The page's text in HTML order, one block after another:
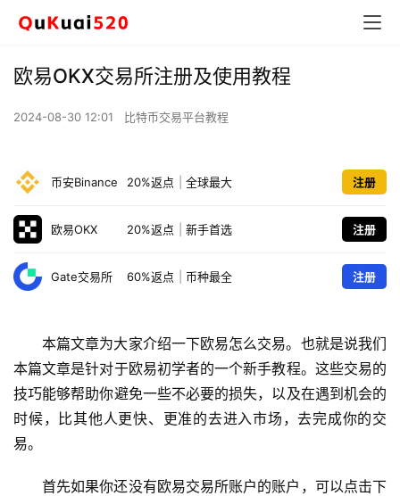
欧易OKX交易所注册及使用教程
2024-08-30 12:01 比特币交易平台教程
币安Binance 20%返点 全球最大 注册
欧易OKX 20%返点 新手首选 注册
Gate交易所 60%返点 币种最全 注册
本篇文章为大家介绍一下欧易怎么交易。也就是说我们
本篇文章是针对于欧易初学者的一个新手教程。这些交易的
技巧能够帮助你避免一些不必要的损失，以及在遇到机会的
时候，比其他人更快、更准的去进入市场，去完成你的交
易。
首先如果你还没有欧易交易所账户的账户，可以点击下